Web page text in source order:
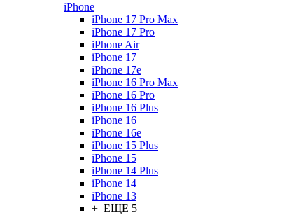
iPhone
iPhone 17 Pro Max
iPhone 17 Pro
iPhone Air
iPhone 17
iPhone 17e
iPhone 16 Pro Max
iPhone 16 Pro
iPhone 16 Plus
iPhone 16
iPhone 16e
iPhone 15 Plus
iPhone 15
iPhone 14 Plus
iPhone 14
iPhone 13
+ ЕЩЕ 5